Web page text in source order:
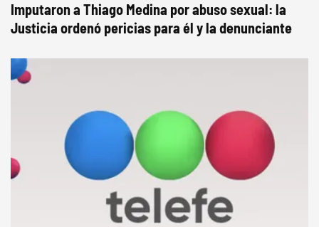
Imputaron a Thiago Medina por abuso sexual: la
Justicia ordenó pericias para él y la denunciante